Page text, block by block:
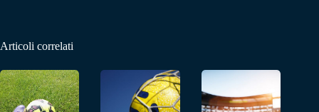
Articoli correlati